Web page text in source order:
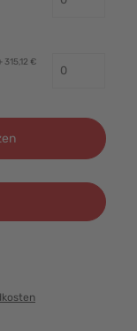
+ 315,12 €